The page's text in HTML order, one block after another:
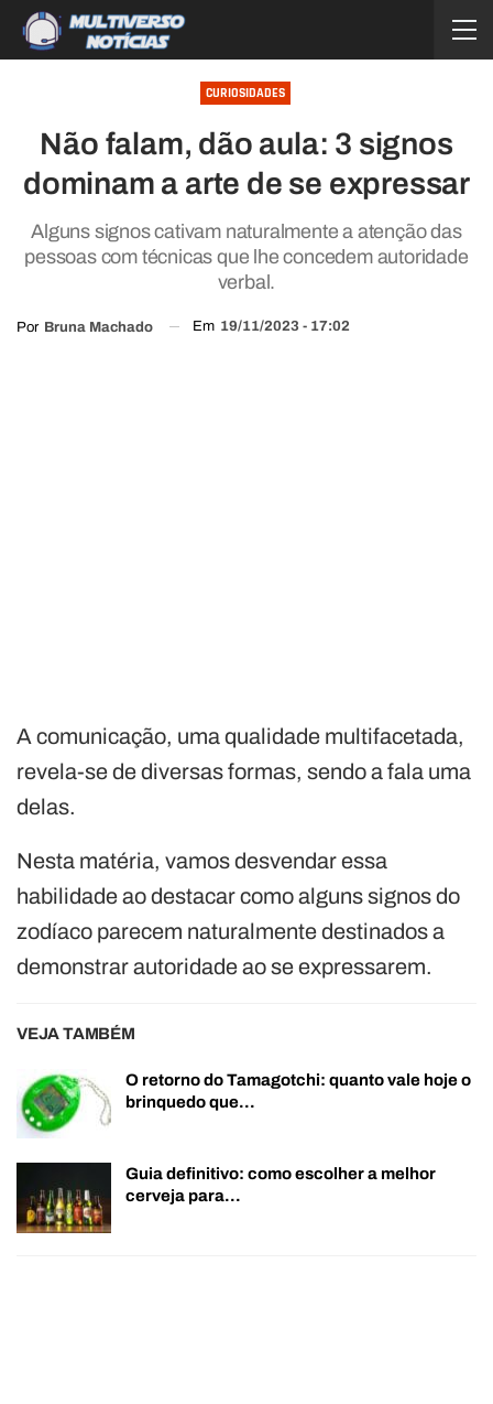
CURIOSIDADES
Não falam, dão aula: 3 signos
dominam a arte de se expressar
Alguns signos cativam naturalmente a atenção das
pessoas com técnicas que lhe concedem autoridade
verbal.
Por Bruna Machado Em 19/11/2023 - 17:02
A comunicação, uma qualidade multifacetada,
revela-se de diversas formas, sendo a fala uma
delas.
Nesta matéria, vamos desvendar essa
habilidade ao destacar como alguns signos do
zodíaco parecem naturalmente destinados a
demonstrar autoridade ao se expressarem.
VEJA TAMBÉM
O retorno do Tamagotchi: quanto vale hoje o
brinquedo que…
Guia definitivo: como escolher a melhor
cerveja para…